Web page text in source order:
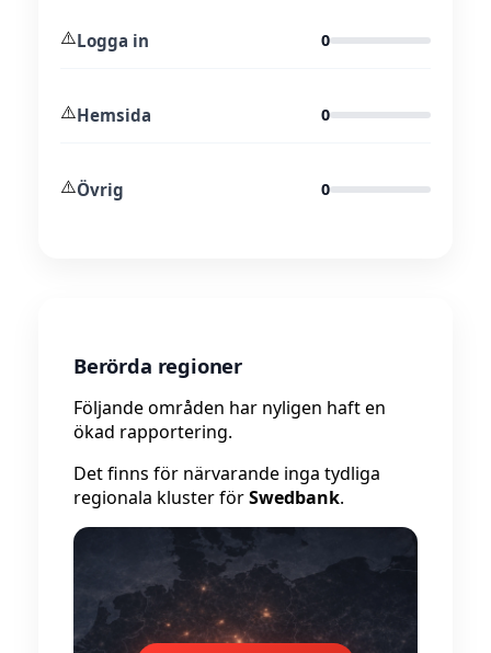
⚠️Logga in 0
⚠️Hemsida 0
⚠️Övrig 0
Berörda regioner
Följande områden har nyligen haft en
ökad rapportering.
Det finns för närvarande inga tydliga
regionala kluster förSwedbank.